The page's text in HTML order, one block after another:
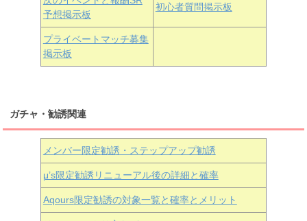
朝香果林 近江彼方 エマ・ヴェルデ
予想掲示板
初心者質問掲示板
プライベートマッチ募集
掲示板
ガチャ・勧誘関連
メンバー限定勧誘・ステップアップ勧誘
μ’s限定勧誘リニューアル後の詳細と確率
Aqours限定勧誘の対象一覧と確率とメリット